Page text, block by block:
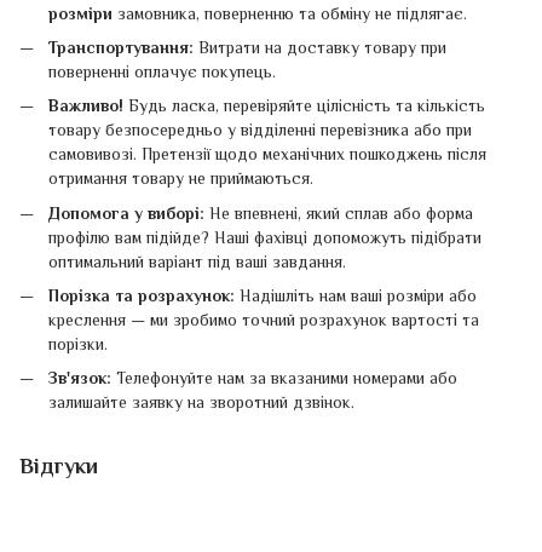
розміри замовника, поверненню та обміну не підлягає.
Транспортування: Витрати на доставку товару при
поверненні оплачує покупець.
Важливо! Будь ласка, перевіряйте цілісність та кількість
товару безпосередньо у відділенні перевізника або при
самовивозі. Претензії щодо механічних пошкоджень після
отримання товару не приймаються.
Допомога у виборі: Не впевнені, який сплав або форма
профілю вам підійде? Наші фахівці допоможуть підібрати
оптимальний варіант під ваші завдання.
Порізка та розрахунок: Надішліть нам ваші розміри або
креслення — ми зробимо точний розрахунок вартості та
порізки.
Зв'язок: Телефонуйте нам за вказаними номерами або
залишайте заявку на зворотний дзвінок.
Відгуки